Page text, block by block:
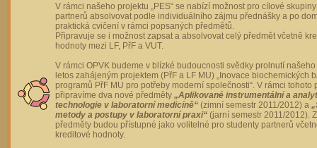
V rámci našeho projektu „PES“ se nabízí možnost pro cílové
partnerů absolvovat podle individuálního zájmu přednášky a po
praktická cvičení v rámci popsaných předmětů.
Připravuje se i možnost zapsat a absolvovat celý předmět včetně
hodnoty mezi LF, PřF a VUT.
V rámci OPVK budeme v blízké budoucnosti svědky prolnutí
letos zahájeným projektem (PřF a LF MU) „Inovace biochemických
programů PřF MU pro potřeby moderní společnosti“. V rámci tohoto
připravíme dva nové předměty „Aplikované instrumentální a
technologie v laboratorní medicíně“ (zimní semestr 2011/2012) a
metody a postupy v laboratorní praxi“ (jarní semestr 2011/2012).
předměty budou přístupné jako volitelné pro studenty partnerů
kreditové hodnoty.